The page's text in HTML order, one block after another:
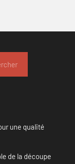
une qualité
de la découpe